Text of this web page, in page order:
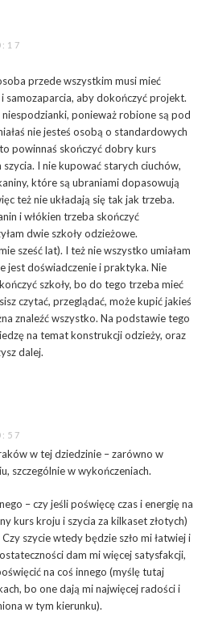
przede wszystkim musi mieć
samozaparcia, aby dokończyć projekt.
ponieważ robione są pod
nie jesteś osobą o standardowych
powinnaś skończyć dobry kurs
I nie kupować starych ciuchów,
które są ubraniami dopasowują
też nie układają się tak jak trzeba.
i włókien trzeba skończyć
dwie szkoły odzieżowe.
sześć lat). I też nie wszystko umiałam
jest doświadczenie i praktyka. Nie
szkoły, bo do tego trzeba mieć
czytać, przeglądać, może kupić jakieś
znaleźć wszystko. Na podstawie tego
na temat konstrukcji odzieży, oraz
dalej.
w tej dziedzinie – zarówno w
szczególnie w wykończeniach.
– czy jeśli poświęcę czas i energię na
kurs kroju i szycia za kilkaset złotych)
szycie wtedy będzie szło mi łatwiej i
dam mi więcej satysfakcji,
na coś innego (myślę tutaj
bo one dają mi najwięcej radości i
w tym kierunku).